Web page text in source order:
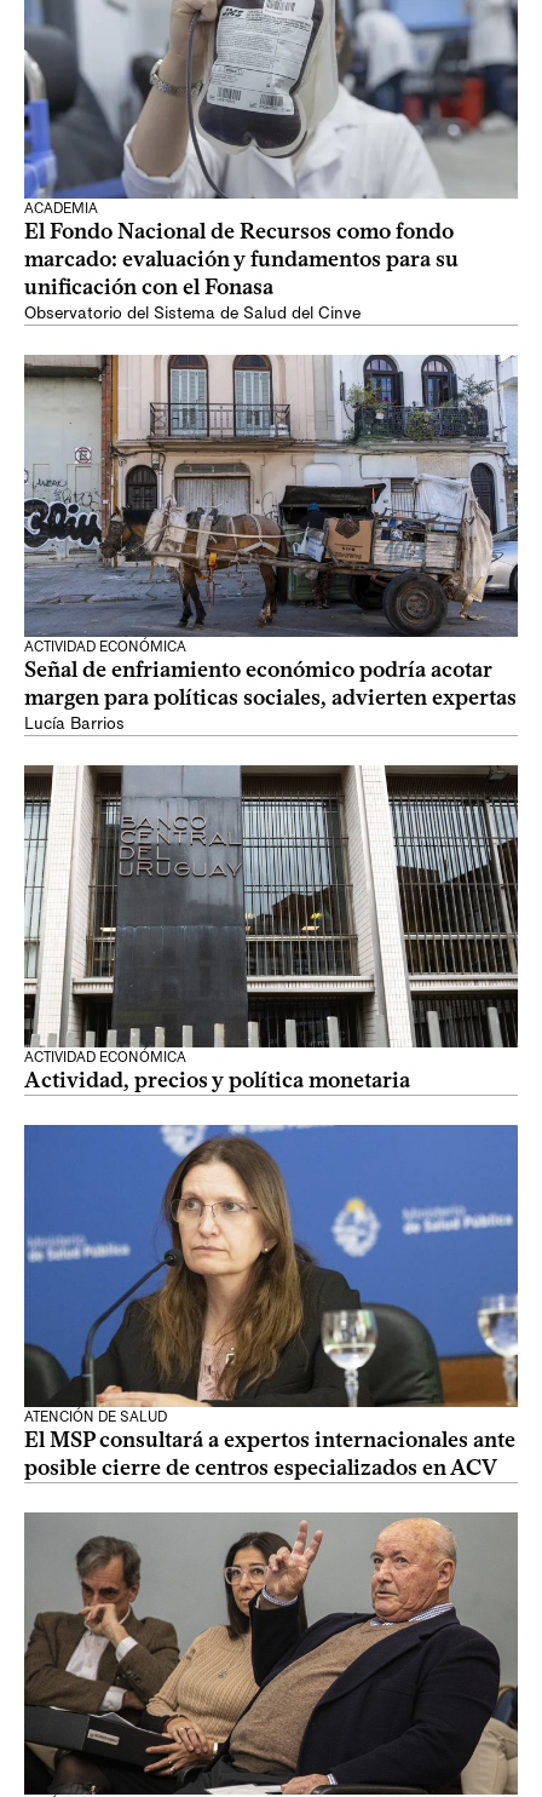
ACADEMIA
El Fondo Nacional de Recursos como fondo
marcado: evaluación y fundamentos para su
unificación con el Fonasa
Observatorio del Sistema de Salud del Cinve
ACTIVIDAD ECONÓMICA
Señal de enfriamiento económico podría acotar
margen para políticas sociales, advierten expertas
Lucía Barrios
ACTIVIDAD ECONÓMICA
Actividad, precios y política monetaria
ATENCIÓN DE SALUD
El MSP consultará a expertos internacionales ante
posible cierre de centros especializados en ACV